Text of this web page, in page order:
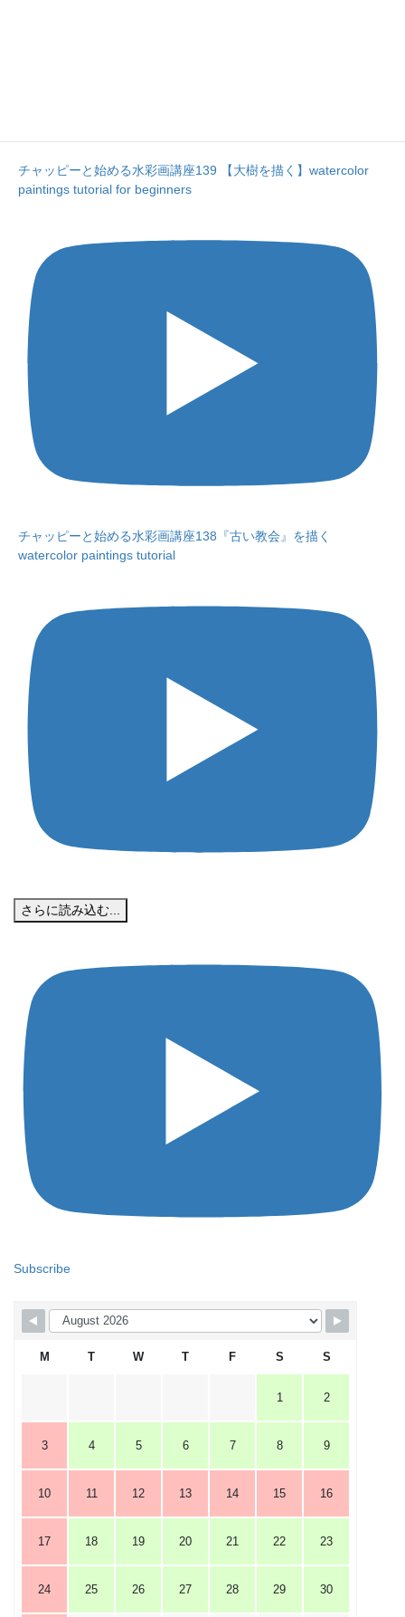
チャッピーと始める水彩画講座139 【大樹を描く】watercolor
paintings tutorial for beginners
チャッピーと始める水彩画講座138『古い教会』を描く
watercolor paintings tutorial
さらに読み込む...
Subscribe
M T W T F S S
1 2
3 4 5 6 7 8 9
10 11 12 13 14 15 16
17 18 19 20 21 22 23
24 25 26 27 28 29 30